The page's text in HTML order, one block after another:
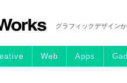
グラフィックデザイン
Web Apps